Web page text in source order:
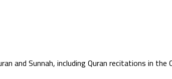
and Sunnah, including Quran recitations in